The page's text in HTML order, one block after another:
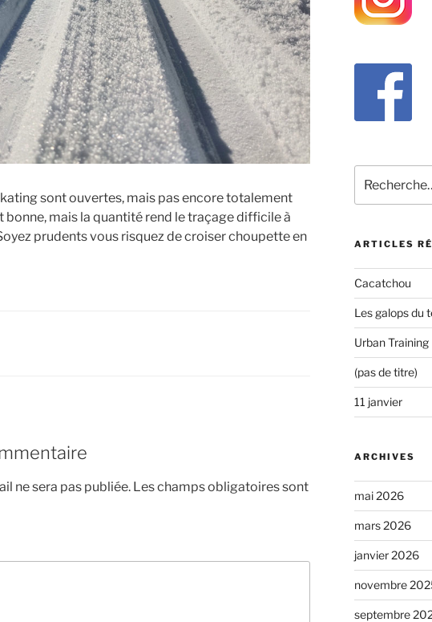
sont ouvertes, mais pas encore totalement
bonne, mais la quantité rend le traçage difficile à
prudents vous risquez de croiser choupette en
ne sera pas publiée. Les champs obligatoires sont
pour
:
ARTICLES
Cacatchou
Les galops du
Urban Training
(pas de titre)
11 janvier
ARCHIVES
mai 2026
mars 2026
janvier 2026
novembre
septembre